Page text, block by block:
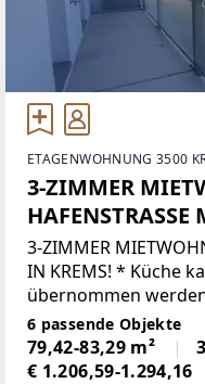
ETAGENWOHNUNG 3500
3-ZIMMER
LOGGIA!
3-ZIMMER
IN KREMS! * Küche kann gegen Ablöse kann
übernommen werden * Wohnzimmer mit
auf die ca. 17 m²
Wasseranschluss * zwei Schlafzimmer auch mit
Ausgang
6 passende Objekte
79,42-83,29 m²
€ 1.206,59-1.294,16